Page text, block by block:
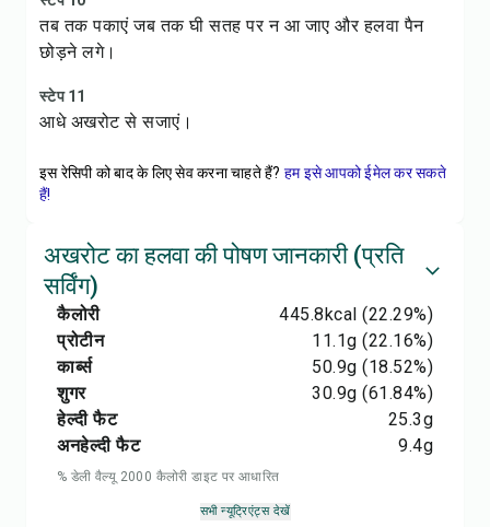
तब तक पकाएं जब तक घी सतह पर न आ जाए और हलवा पैन
छोड़ने लगे।
स्टेप 11
आधे अखरोट से सजाएं।
इस रेसिपी को बाद के लिए सेव करना चाहते हैं? हम इसे आपको ईमेल कर सकते
हैं!
अखरोट का हलवा की पोषण जानकारी (प्रति
सर्विंग)
कैलोरी 445.8kcal (22.29%)
प्रोटीन
11.1g (22.16%)
कार्ब्स
50.9g (18.52%)
शुगर
30.9g (61.84%)
हेल्दी फैट
25.3g
अनहेल्दी फैट
9.4g
% डेली वैल्यू 2000 कैलोरी डाइट पर आधारित
सभी न्यूट्रिएंट्स देखें